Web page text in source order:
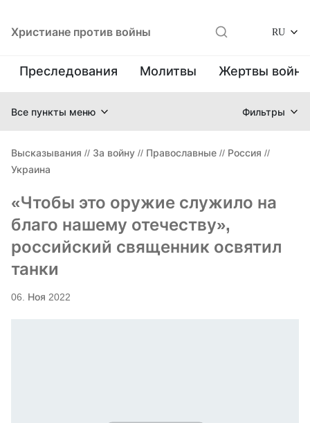
Христиане против войны RU
Преследования Молитвы Жертвы
Все пункты меню Фильтры
Высказывания // За войну // Православные // Россия //
Украина
«Чтобы это оружие служило на
благо нашему отечеству»,
российский священник освятил
танки
06. Ноя 2022